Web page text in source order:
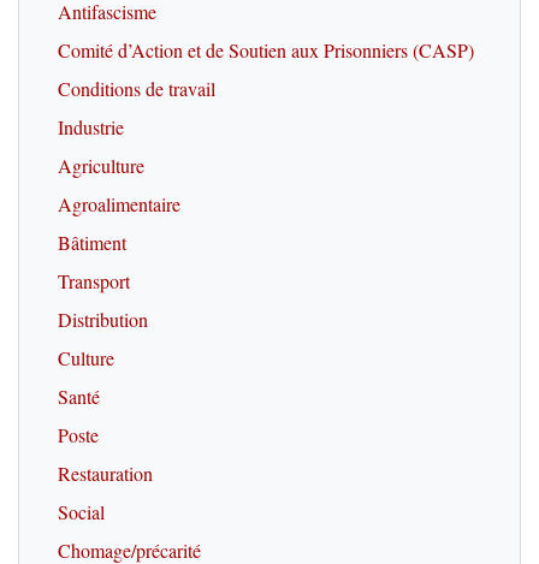
Antifascisme
Comité d’Action et de Soutien aux Prisonniers (CASP)
Conditions de travail
Industrie
Agriculture
Agroalimentaire
Bâtiment
Transport
Distribution
Culture
Santé
Poste
Restauration
Social
Chomage/précarité